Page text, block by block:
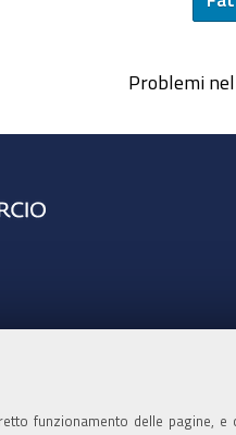
funzionamento delle pagine,
Problemi